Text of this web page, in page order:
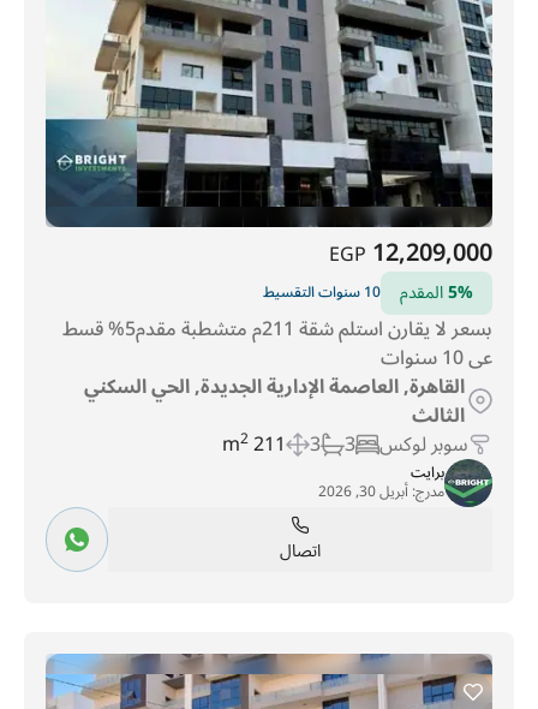
12,209,000
EGP
5%المقدم 10 سنوات التقسيط
بسعر لا يقارن استلم شقة 211م متشطبة مقدم5% قسط
عى 10 سنوات
القاهرة, العاصمة الإدارية الجديدة, الحي السكني
الثالث
سوبر لوكس 3
3
211 m
2
برايت
مدرج:أبريل 30, 2026
اتصال